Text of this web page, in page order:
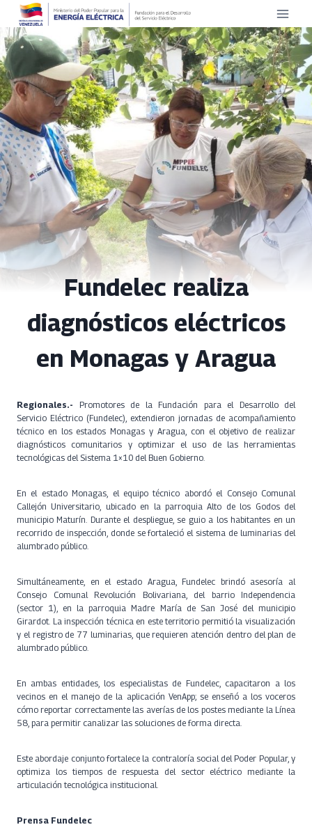
Saltar
contenido
Fundelec realiza
diagnósticos eléctricos
en Monagas y Aragua
Regionales.- Promotores de la Fundación para el Desarrollo del
Servicio Eléctrico (Fundelec), extendieron jornadas de acompañamiento
técnico en los estados Monagas y Aragua, con el objetivo de realizar
diagnósticos comunitarios y optimizar el uso de las herramientas
tecnológicas del Sistema 1×10 del Buen Gobierno.
En el estado Monagas, el equipo técnico abordó el Consejo Comunal
Callejón Universitario, ubicado en la parroquia Alto de los Godos del
municipio Maturín. Durante el despliegue, se guio a los habitantes en un
recorrido de inspección, donde se fortaleció el sistema de luminarias del
alumbrado público.
Simultáneamente, en el estado Aragua, Fundelec brindó asesoría al
Consejo Comunal Revolución Bolivariana, del barrio Independencia
(sector 1), en la parroquia Madre María de San José del municipio
Girardot. La inspección técnica en este territorio permitió la visualización
y el registro de 77 luminarias, que requieren atención dentro del plan de
alumbrado público.
En ambas entidades, los especialistas de Fundelec, capacitaron a los
vecinos en el manejo de la aplicación VenApp; se enseñó a los voceros
cómo reportar correctamente las averías de los postes mediante la Línea
58, para permitir canalizar las soluciones de forma directa.
Este abordaje conjunto fortalece la contraloría social del Poder Popular, y
optimiza los tiempos de respuesta del sector eléctrico mediante la
articulación tecnológica institucional.
Prensa Fundelec